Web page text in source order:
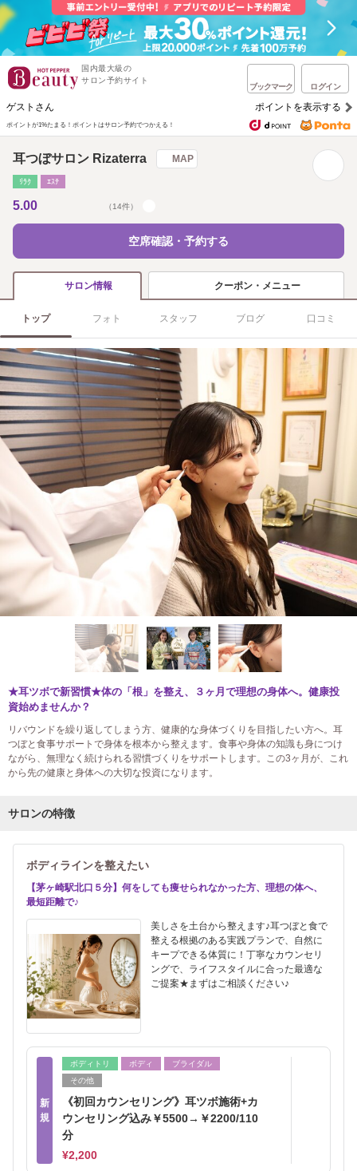
国内最大級の
サロン予約サイト
ブックマーク ログイン
ゲストさん ポイントを表示する
ポイントが1%たまる！ ポイントはサロン予約でつかえる！
耳つぼサロン Rizaterra MAP
ﾘﾗｸ ｴｽﾃ
5.00 （14件）
空席確認・予約する
サロン情報 クーポン・メニュー
トップ フォト スタッフ ブログ 口コミ
★耳ツボで新習慣★体の「根」を整え、３ヶ月で理想の身体へ。健康投
資始めませんか？
リバウンドを繰り返してしまう方、健康的な身体づくりを目指したい方へ。耳
つぼと食事サポートで身体を根本から整えます。食事や身体の知識も身につけ
ながら、無理なく続けられる習慣づくりをサポートします。この3ヶ月が、これ
から先の健康と身体への大切な投資になります。
サロンの特徴
ボディラインを整えたい
【茅ヶ崎駅北口５分】何をしても痩せられなかった方、理想の体へ、
最短距離で♪
美しさを土台から整えます♪耳つぼと食で
整える根拠のある実践プランで、自然に
キープできる体質に！丁寧なカウンセリ
ングで、ライフスタイルに合った最適な
ご提案★まずはご相談ください♪
新
規
ボディトリ ボディ
ブライダル
その他
《初回カウンセリング》耳ツボ施術+カ
ウンセリング込み￥5500→￥2200/110
分
¥2,200